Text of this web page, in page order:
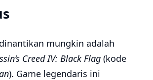
mungkin adalah
Creed IV: Black Flag (kode
). Game legendaris ini